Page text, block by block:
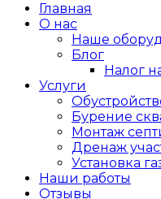
Главная
О нас
Наше
Блог
Налог
Услуги
Бурение
Монтаж
Дренаж
Установка
Наши работы
Отзывы